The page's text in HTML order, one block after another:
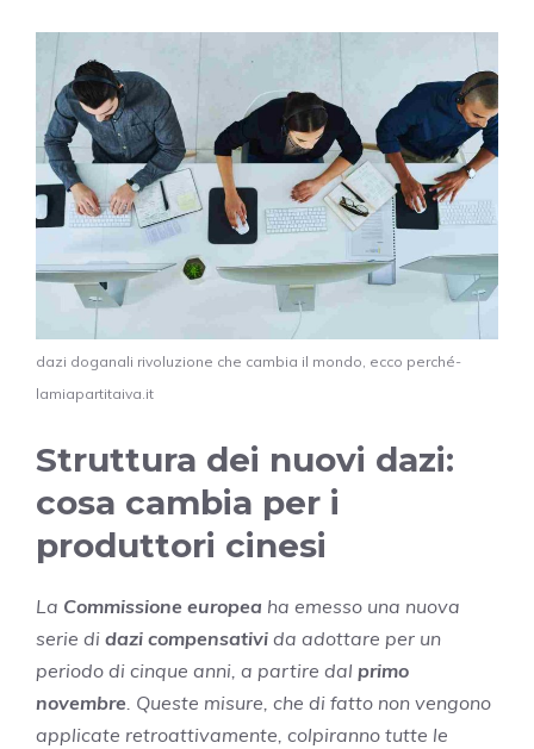
dazi doganali rivoluzione che cambia il mondo, ecco perché-
lamiapartitaiva.it
Struttura dei nuovi dazi:
cosa cambia per i
produttori cinesi
La Commissione europea ha emesso una nuova
serie di dazi compensativi da adottare per un
periodo di cinque anni, a partire dal primo
novembre. Queste misure, che di fatto non vengono
applicate retroattivamente, colpiranno tutte le